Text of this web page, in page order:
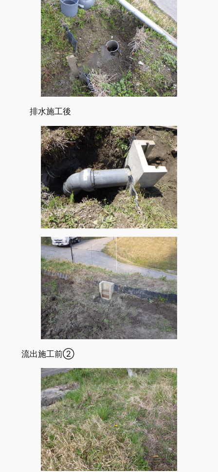
排水施工後
流出施工前②